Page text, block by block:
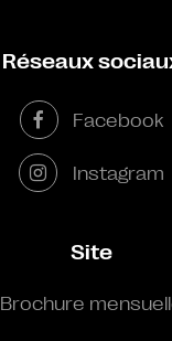
Réseaux
Facebook
Instagram
Site
Brochure